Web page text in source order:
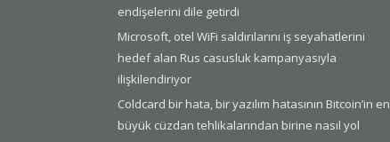
endişelerini dile getirdi
Microsoft, otel WiFi saldırılarını iş seyahatlerini
hedef alan Rus casusluk kampanyasıyla
ilişkilendiriyor
Coldcard bir hata, bir yazılım hatasının Bitcoin’in en
büyük cüzdan tehlikalarından birine nasıl yol